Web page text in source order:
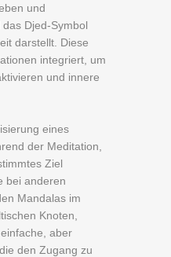
und
Djed-Symbol
darstellt. Diese
integriert, um
und innere
eines
der Meditation,
Ziel
bei anderen
Mandalas im
Knoten,
aber
den Zugang zu